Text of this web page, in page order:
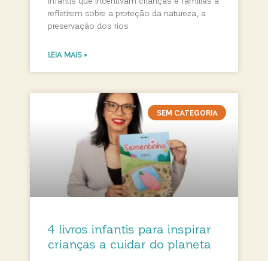
refletirem sobre a proteção da natureza, a
preservação dos rios
LEIA MAIS »
SEM CATEGORIA
4 livros infantis para inspirar
crianças a cuidar do planeta